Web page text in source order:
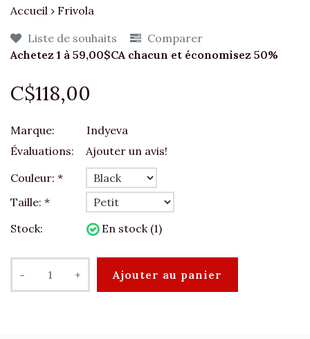
Accueil › Frivola
Liste de souhaits
Comparer
Achetez 1 à 59,00$CA chacun et économisez 50%
C$118,00
Marque:
Indyeva
Évaluations:
Ajouter un avis!
Couleur: *
Taille: *
Stock:
En stock (1)
- + Ajouter au panier